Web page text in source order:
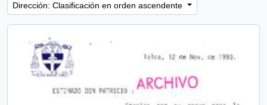
Dirección: Clasificación en orden ascendente